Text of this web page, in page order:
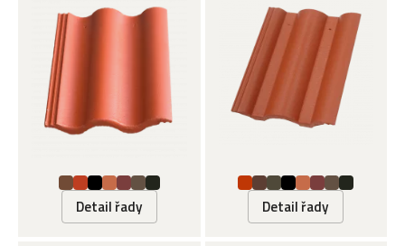
Detail řady Detail řady